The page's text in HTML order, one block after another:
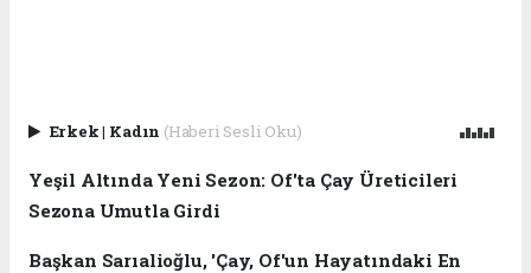
Erkek| Kadın (Haberi Sesli Oku)
Yeşil Altında Yeni Sezon: Of'ta Çay Üreticileri
Sezona Umutla Girdi
Başkan Sarıalioğlu, 'Çay, Of'un Hayatındaki En